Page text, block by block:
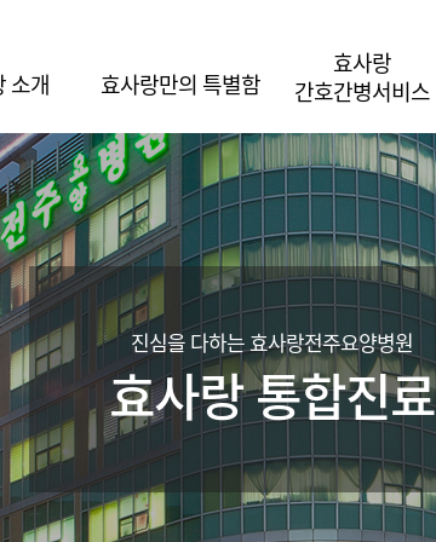
소개 효사랑만의 특별함
효사랑
간호간병서비스
진심을 다하는 효사랑전주요양병원
효사랑 통합진료